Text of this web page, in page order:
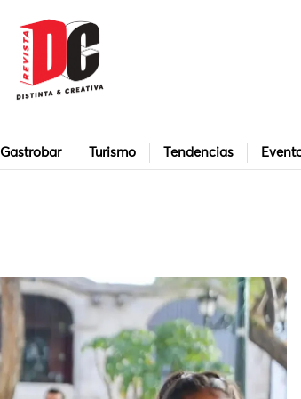
Gastrobar Turismo Tendencias